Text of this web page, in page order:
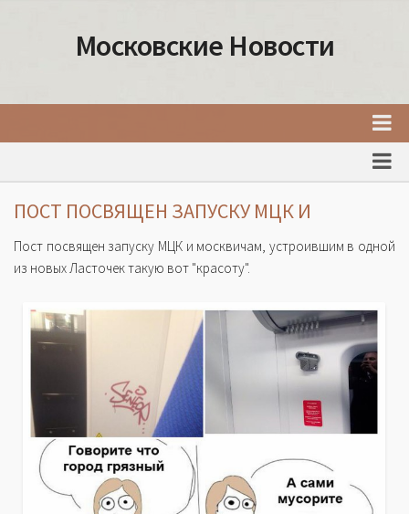
Московские Новости
Интересные места Москвы
Москва
Товары и услуги Москвы
ПОСТ ПОСВЯЩЕН ЗАПУСКУ МЦК И
Пост посвящен запуску МЦК и москвичам, устроившим в одной
из новых Ласточек такую вот "красоту".